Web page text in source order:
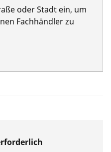
oder Stadt ein, um
Fachhändler zu